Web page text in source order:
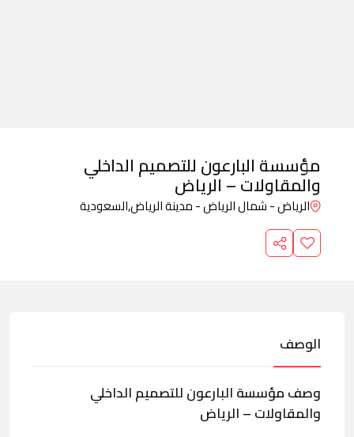
مؤسسة البارعون للتصميم الداخلي
والمقاولات – الرياض
الرياض - شمال الرياض - مدينة الرياض,السعودية
الوصف
وصف مؤسسة البارعون للتصميم الداخلي
والمقاولات – الرياض